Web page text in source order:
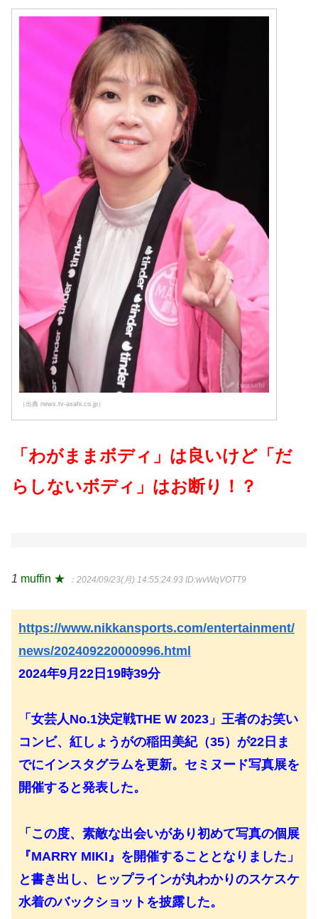
（出典 news.tv-asahi.co.jp）
「わがままボディ」は良いけど「だ
らしないボディ」はお断り！？
1 muffin ★ ：2024/09/23(月) 14:55:24.93 ID:wvWqVOTT9
https://www.nikkansports.com/entertainment/
news/202409220000996.html
2024年9月22日19時39分
「女芸人No.1決定戦THE W 2023」王者のお笑い
コンビ、紅しょうがの稲田美紀（35）が22日ま
でにインスタグラムを更新。セミヌード写真展を
開催すると発表した。
「この度、素敵な出会いがあり初めて写真の個展
『MARRY MIKI』を開催することとなりました」
と書き出し、ヒップラインが丸わかりのスケスケ
水着のバックショットを披露した。